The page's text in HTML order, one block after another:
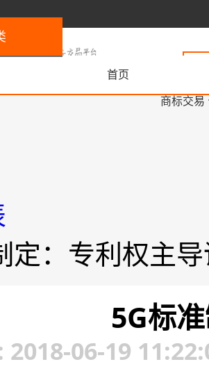
首页
商标交易
定：专利权主
5G标
2018-06-19